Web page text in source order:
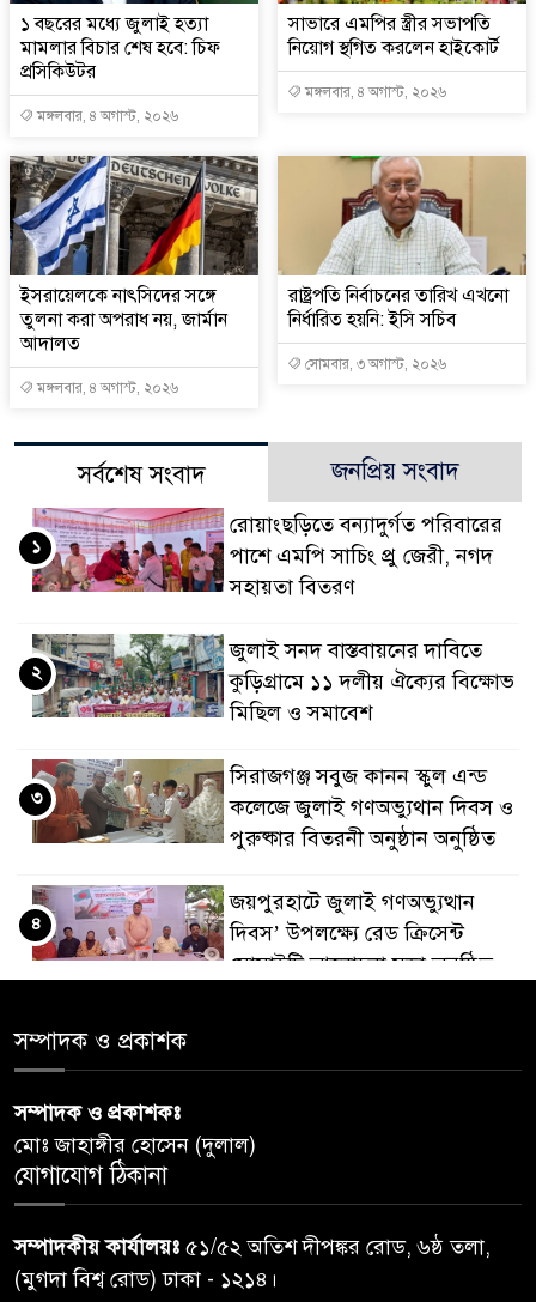
১ বছরের মধ্যে জুলাই হত্যা
মামলার বিচার শেষ হবে: চিফ
প্রসিকিউটর
মঙ্গলবার, ৪ অগাস্ট, ২০২৬
সাভারে এমপির স্ত্রীর সভাপতি
নিয়োগ স্থগিত করলেন হাইকোর্ট
মঙ্গলবার, ৪ অগাস্ট, ২০২৬
ইসরায়েলকে নাৎসিদের সঙ্গে
তুলনা করা অপরাধ নয়, জার্মান
আদালত
মঙ্গলবার, ৪ অগাস্ট, ২০২৬
রাষ্ট্রপতি নির্বাচনের তারিখ এখনো
নির্ধারিত হয়নি: ইসি সচিব
সোমবার, ৩ অগাস্ট, ২০২৬
সর্বশেষ সংবাদ জনপ্রিয় সংবাদ
রোয়াংছড়িতে বন্যাদুর্গত পরিবারের
পাশে এমপি সাচিং প্রু জেরী, নগদ
সহায়তা বিতরণ
১
জুলাই সনদ বাস্তবায়নের দাবিতে
কুড়িগ্রামে ১১ দলীয় ঐক্যের বিক্ষোভ
মিছিল ও সমাবেশ
২
সিরাজগঞ্জ সবুজ কানন স্কুল এন্ড
কলেজে জুলাই গণঅভ্যুথান দিবস ও
পুরুষ্কার বিতরনী অনুষ্ঠান অনুষ্ঠিত
৩
জয়পুরহাটে জুলাই গণঅভ্যুত্থান
দিবস’ উপলক্ষ্যে রেড ক্রিসেন্ট
সোসাইটি আলোচনা সভা অনুষ্ঠিত
৪
দিবস-২০২৬’।
৫
মাঝে ১৩ লক্ষ ১৫ হাজার টাকা
বিতরণ
৬
সম্পাদক ও প্রকাশক
সম্পাদক ও প্রকাশকঃ
মোঃ জাহাঙ্গীর হোসেন (দুলাল)
যোগাযোগ ঠিকানা
সম্পাদকীয় কার্যালয়ঃ ৫১/৫২ অতিশ দীপঙ্কর রোড, ৬ষ্ঠ তলা,
(মুগদা বিশ্ব রোড) ঢাকা - ১২১৪।